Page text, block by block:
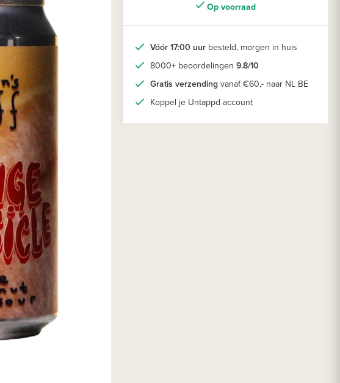
Op voorraad
Vóór 17:00 uur besteld, morgen in huis
8000+ beoordelingen 9.8/10
Gratis verzending vanaf €60,- naar NL BE
Koppel je Untappd account